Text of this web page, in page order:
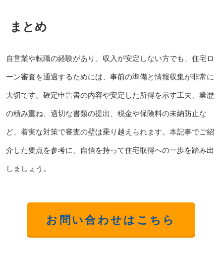
まとめ
自営業や転職の経験があり、収入が安定しない方でも、住宅ロ
ーン審査を通過するためには、事前の準備と情報収集が非常に
大切です。確定申告書の内容や安定した所得を示す工夫、業歴
の積み重ね、適切な書類の提出、税金や保険料の未納防止な
ど、着実な対策で審査の壁は乗り越えられます。本記事でご紹
介した要点を参考に、自信を持って住宅取得への一歩を踏み出
しましょう。
お問い合わせはこちら